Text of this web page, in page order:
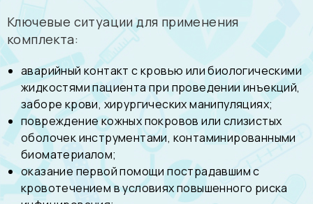
Ключевые ситуации для применения
комплекта:
аварийный контакт с кровью или биологическими
жидкостями пациента при проведении инъекций,
заборе крови, хирургических манипуляциях;
повреждение кожных покровов или слизистых
оболочек инструментами, контаминированными
биоматериалом;
оказание первой помощи пострадавшим с
кровотечением в условиях повышенного риска